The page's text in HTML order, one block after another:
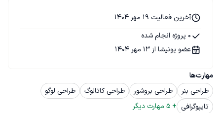
مهارت‌ها
طراحی بنر
طراحی بروشور طراحی کاتالوگ
طراحی لوگو
تایپوگرافی +
5 مهارت دیگر
آخرین فعالیت 19 مهر 1404
0 پروژه انجام شده
عضو پونیشا از 13 مهر 1404